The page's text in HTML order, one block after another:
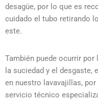
desagüe, por lo que es
cuidado el tubo retirando
este.
También puede ocurrir por
la suciedad y el
en nuestro lavavajillas,
servicio técnico